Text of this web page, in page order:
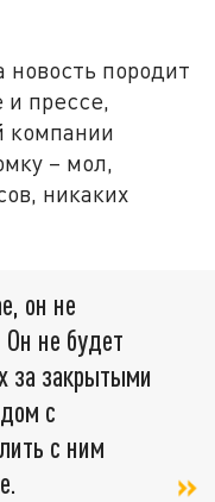
породит
и прессе,
компании
– мол,
никаких
он не
не будет
за закрытыми
с
с ним